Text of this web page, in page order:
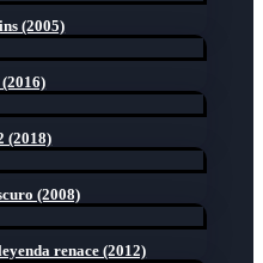
(2005)
(2018)
(2008)
renace (2012)